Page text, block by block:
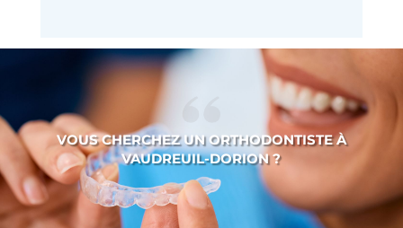
VOUS CHERCHEZ UN ORTHODONTISTE À
VAUDREUIL-DORION ?